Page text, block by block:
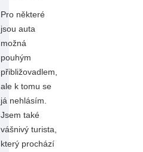
Pro některé
jsou auta
možná
pouhým
přibližovadlem,
ale k tomu se
já nehlásím.
Jsem také
vášnivý turista,
který prochází